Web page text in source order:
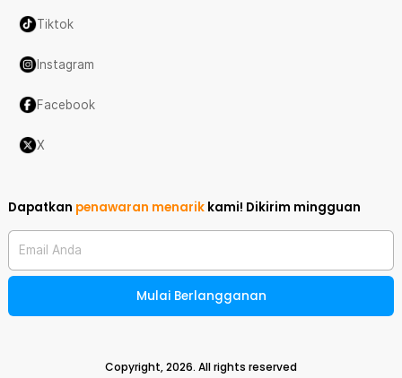
Tiktok
Instagram
Facebook
X
Dapatkan penawaran menarik kami! Dikirim mingguan
Email Anda
Mulai Berlangganan
Copyright,2026. All rights reserved